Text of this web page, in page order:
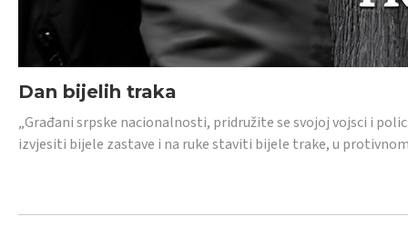
Dan bijelih traka
„Građani srpske nacionalnosti, pridružite se svojoj vojsci i
izvjesiti bijele zastave i na ruke staviti bijele trake, u